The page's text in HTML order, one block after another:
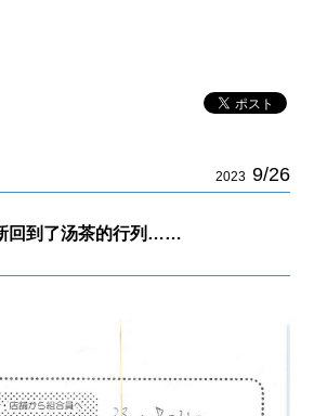
2023 9/26
回到了汤茶的行列……